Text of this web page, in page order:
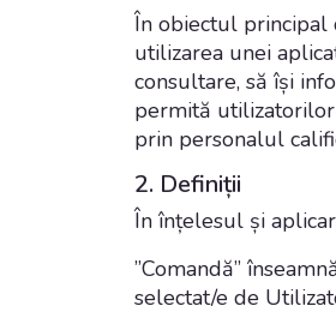
În obiectul principal
utilizarea unei
consultare, să își
permită utilizatorilor
prin personalul
2. Definiții
În înțelesul și
”Comandă”
selectat/e de